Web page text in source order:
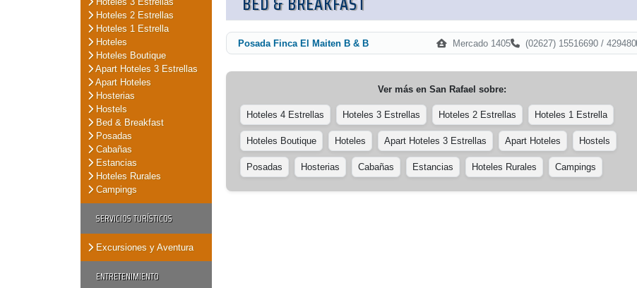
Hoteles 2 Estrellas
Hoteles 1 Estrella
Hoteles
Hoteles Boutique
Apart Hoteles 3 Estrellas
Apart Hoteles
Hosterias
Hostels
Bed & Breakfast
Posadas
Cabañas
Estancias
Hoteles Rurales
Campings
SERVICIOS TURÍSTICOS
Excursiones y Aventura
ENTRETENIMIENTO
Posada Finca El Maiten B & B Mercado 1405 (02627) 15516690 / 429480
Ver más en San Rafael sobre:
Hoteles 4 Estrellas Hoteles 3 Estrellas Hoteles 2 Estrellas Hoteles 1 Estrella
Hoteles Boutique Hoteles Apart Hoteles 3 Estrellas Apart Hoteles Hostels
Posadas Hosterias Cabañas Estancias Hoteles Rurales Campings